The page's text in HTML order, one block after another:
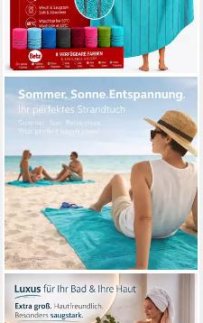
BETZ
Strandtuch Betz XXL